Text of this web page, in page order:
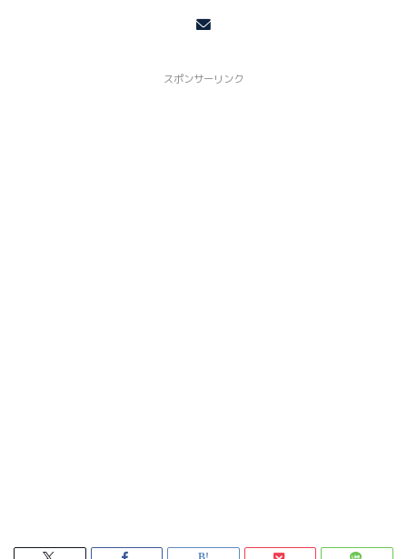
スポンサーリンク